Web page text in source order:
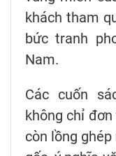
khách tham
bức tranh
Nam.
Các cuốn
không chỉ
còn lồng